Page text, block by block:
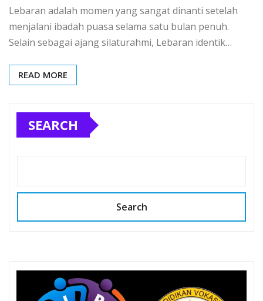
Lebaran adalah momen yang sangat dinanti setelah
menjalani ibadah puasa selama satu bulan penuh.
Selain sebagai ajang silaturahmi, Lebaran identik…
READ MORE
SEARCH
Search